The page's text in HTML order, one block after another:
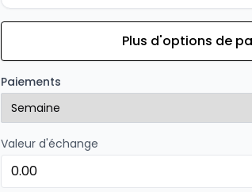
Financement sur 24 mois
0.00 $ d'acompte • 8.99%
Plus d'options de
Paiements
Valeur d'échange